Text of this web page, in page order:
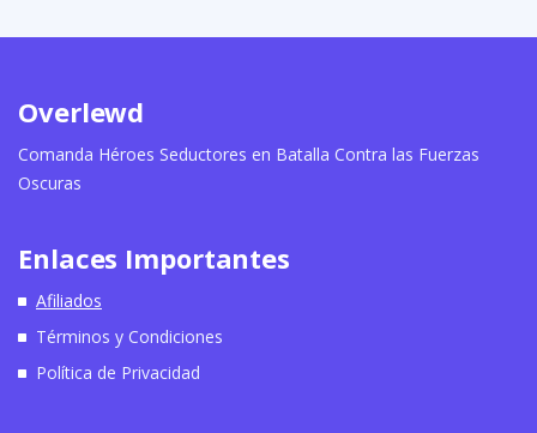
Overlewd
Comanda Héroes Seductores en Batalla Contra las Fuerzas
Oscuras
Enlaces Importantes
Afiliados
Términos y Condiciones
Política de Privacidad